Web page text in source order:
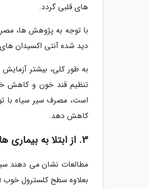
های قلبی گردد.
با توجه به پژوهش ها،
دید شده آنتی اکسیدان
به طور کلی، بیشتر
تنظیم قند خون و کاهش
است، مصرف سیر سیاه با
کاهش دهد.
3. از ابتلا به بیماری های قلبی پیشگیری می نماید